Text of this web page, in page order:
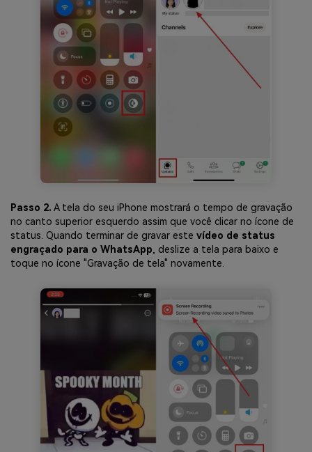
Passo 2. A tela do seu iPhone mostrará o tempo de gravação
no canto superior esquerdo assim que você clicar no ícone de
status. Quando terminar de gravar este vídeo de status
engraçado para o WhatsApp, deslize a tela para baixo e
toque no ícone "Gravação de tela" novamente.